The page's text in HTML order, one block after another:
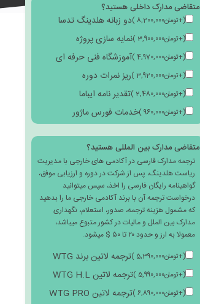
ها
متقاضی مدارک داخلی هستید؟
دو زبانه هلدینگ تدسا (
+
8,200,000تومان )
نمایه سازی پروژه (
+
3,900,000تومان )
آموزشگاه فنی حرفه ای (
+
4,970,000تومان )
ریز نمرات دوره (
+
3,920,000تومان )
تقدیر نامه ایباما (
+
2,480,000تومان )
خدمات فورس ماژور (
+
960,000تومان )
متقاضی مدارک بین المللی هستید؟
ترجمه مدارک فارسی در آکادمی های خارجی با مدیریت
ریاست هلدینگ، پس از شرکت در دوره و ارزیابی موفق،
گواهینامه رایگان فارسی را اخذ، سپس میتوانید
درخواست ترجمه آن با برند آکادمی خارجی ما را بدهید
که مشمول هزینه ترجمه، صدور، استعلام، نگهداری
مدارک بین الملل و مالیات در کشور متبوع میباشد،
معمولا به ارز و حدود ۲۰ تا ۵۰ $ میشود.
ترجمه لاتین برند WTG (
+
5,390,000تومان )
ترجمه لاتین WTG H.L (
+
5,990,000تومان )
ترجمه لاتین WTG PRO (
+
6,890,000تومان )